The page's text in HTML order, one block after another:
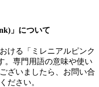
」について
ける「 ミレニアルピンク
。専門用語の意味や使い
ざいましたら、お問い合
ださい。